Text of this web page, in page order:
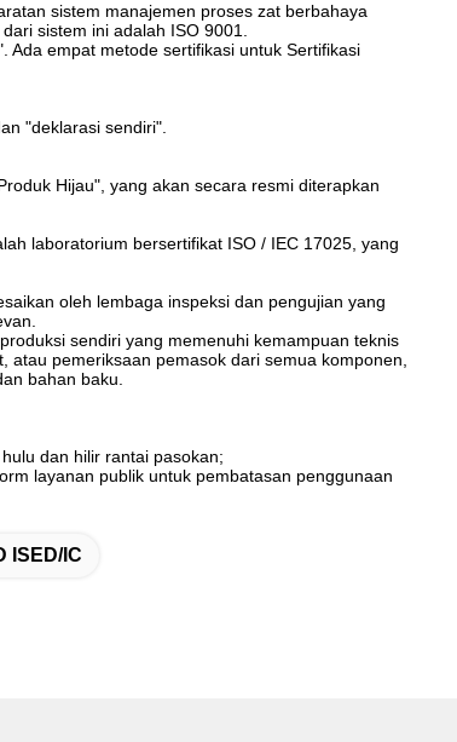
sistem manajemen proses zat berbahaya
sistem ini adalah ISO 9001.
Ada empat metode sertifikasi untuk Sertifikasi
"deklarasi sendiri".
Hijau", yang akan secara resmi diterapkan
laboratorium bersertifikat ISO / IEC 17025, yang
oleh lembaga inspeksi dan pengujian yang
sendiri yang memenuhi kemampuan teknis
pemeriksaan pemasok dari semua komponen,
bahan baku.
dan hilir rantai pasokan;
layanan publik untuk pembatasan penggunaan
ISED/IC